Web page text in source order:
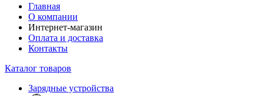
Главная
О компании
Интернет-магазин
Оплата и доставка
Контакты
Каталог товаров
Зарядные устройства